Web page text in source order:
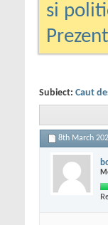
si
Subiect: Caut
8th March